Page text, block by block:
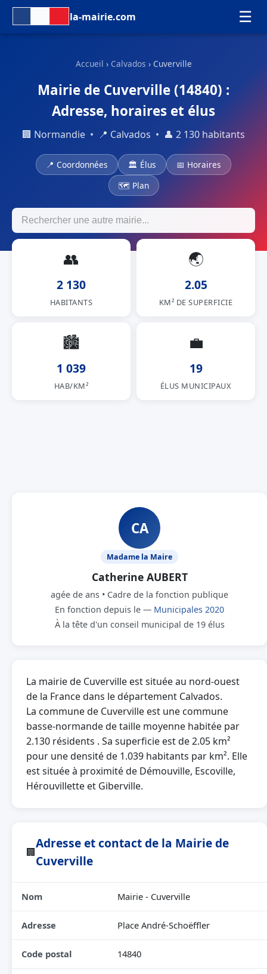
la-mairie.com ☰
Accueil › Calvados › Cuverville
Mairie de Cuverville (14840) :
Adresse, horaires et élus
🏢 Normandie • 📍 Calvados • 👤 2 130 habitants
📍 Coordonnées 🏛 Élus
📅 Horaires
🗺 Plan
👥
2 130
HABITANTS
🌏
2.05
KM² DE SUPERFICIE
🏙
1 039
HAB/KM²
💼
19
ÉLUS MUNICIPAUX
CA
Madame la Maire
Catherine AUBERT
agée de ans • Cadre de la fonction publique
En fonction depuis le — Municipales 2020
À la tête d'un conseil municipal de 19 élus
La mairie de Cuverville est située au nord-ouest
de la France dans le département Calvados.
La commune de Cuverville est une commune
basse-normande de taille moyenne habitée par
2.130 résidents . Sa superficie est de 2.05 km²
pour une densité de 1.039 habitants par km². Elle
est située à proximité de Démouville, Escoville,
Hérouvillette et Giberville.
🏢
Adresse et contact de la Mairie de
Cuverville
Nom Mairie - Cuverville
Adresse Place André-Schoëffler
Code postal 14840